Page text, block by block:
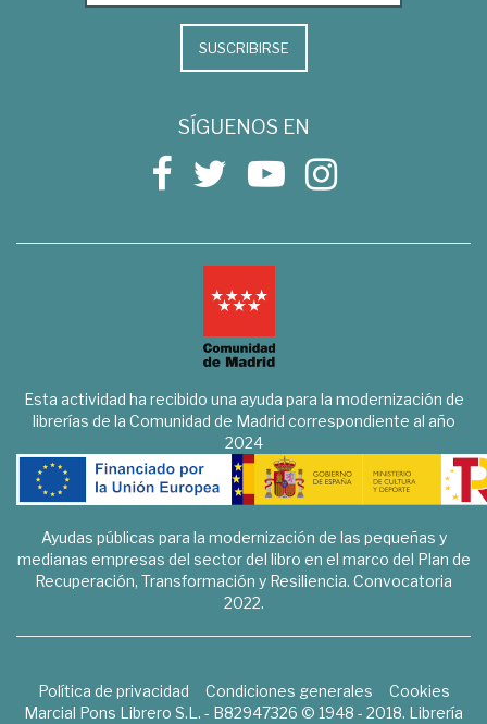
SUSCRIBIRSE
SÍGUENOS EN
Esta actividad ha recibido una ayuda para la modernización de
librerías de la Comunidad de Madrid correspondiente al año
2024
Ayudas públicas para la modernización de las pequeñas y
medianas empresas del sector del libro en el marco del Plan de
Recuperación, Transformación y Resiliencia. Convocatoria
2022.
Política de privacidad Condiciones generales
Cookies
Marcial Pons Librero S.L. - B82947326 © 1948 - 2018. Librería